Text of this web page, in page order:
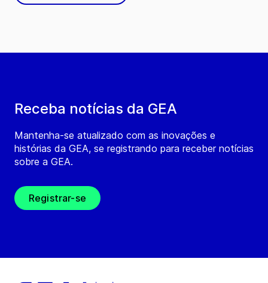
Receba notícias da GEA
Mantenha-se atualizado com as inovações e
histórias da GEA, se registrando para receber notícias
sobre a GEA.
Registrar-se